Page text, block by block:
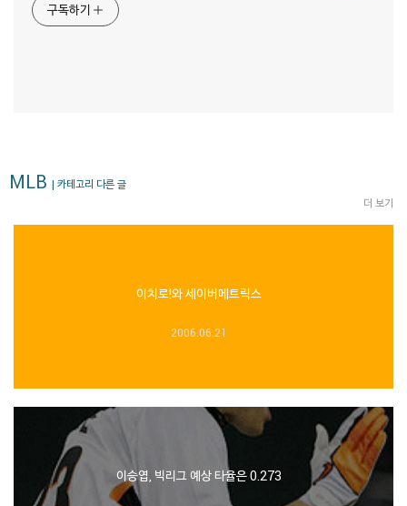
구독하기
MLB | 카테고리 다른 글
더 보기
이치로!와 세이버메트릭스
2006.06.21
이승엽, 빅리그 예상 타율은 0.273